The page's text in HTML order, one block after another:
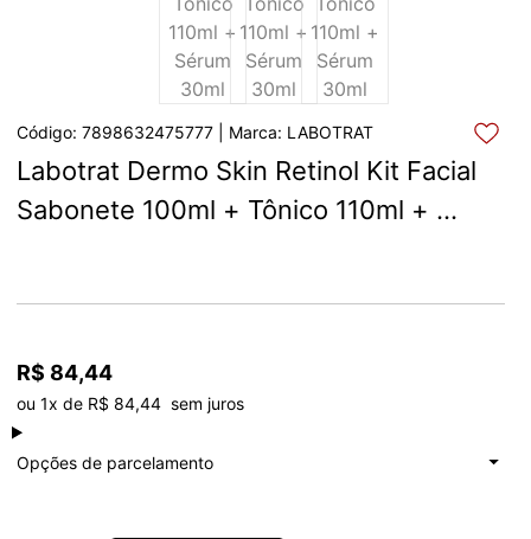
Código: 7898632475777 | Marca: LABOTRAT
Labotrat Dermo Skin Retinol Kit Facial
Sabonete 100ml + Tônico 110ml +
R$ 84,44
ou 1x de R$ 84,44  sem juros
Opções de parcelamento
à vistaR$ 84,44
Total: R$ 84,44